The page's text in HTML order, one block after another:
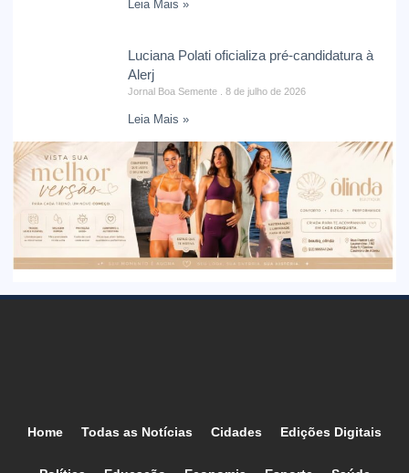
Leia Mais »
Luciana Polati oficializa pré-candidatura à
Alerj
Jornal Boa Semente 8 de julho de 2026
Leia Mais »
Home Todas as Notícias Cidades Edições Digitais